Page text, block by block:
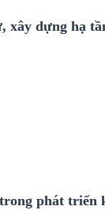
dựng hạ
phát triển